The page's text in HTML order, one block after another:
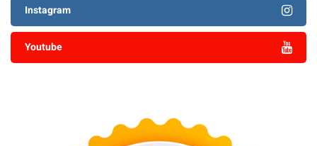
Instagram
Youtube